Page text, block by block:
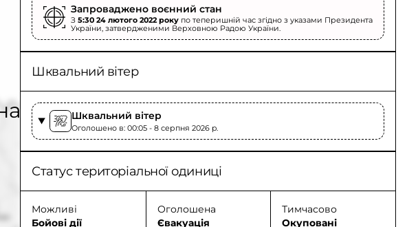
Запроваджено воєнний стан
З5:30 24 лютого 2022 року по теперишній час згідно з указами Президента
України, затвердженими Верховною Радою України.
Шквальний вітер
Шквальний вітер
Оголошено в: 00:05 - 8 серпня 2026 p.
Статус територіальної одиниці
Можливі
Бойові дії
Оголошена
Євакуація
Тимчасово
Окуповані